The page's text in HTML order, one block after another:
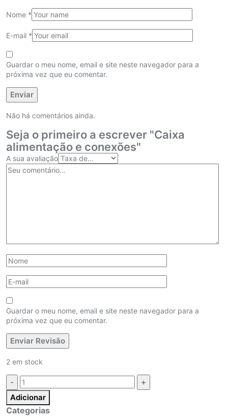
Nome *
E-mail *
Guardar o meu nome, email e site neste navegador para a
próxima vez que eu comentar.
Não há comentários ainda.
Seja o primeiro a escrever "Caixa
alimentação e conexões"
A sua avaliação
Guardar o meu nome, email e site neste navegador para a
próxima vez que eu comentar.
2 em stock
Quantidade:
Adicionar
Categorias